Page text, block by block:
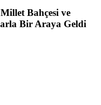
Bahçesi ve
Bir Araya Geldi